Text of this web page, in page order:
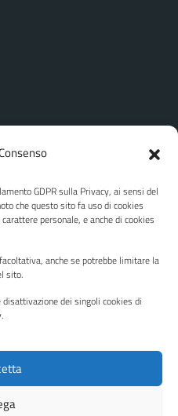
GDPR sulla Privacy, ai sensi del
che questo sito fa uso di cookies
personale, e anche di cookies
anche se potrebbe limitare la
sito.
dei singoli cookies di